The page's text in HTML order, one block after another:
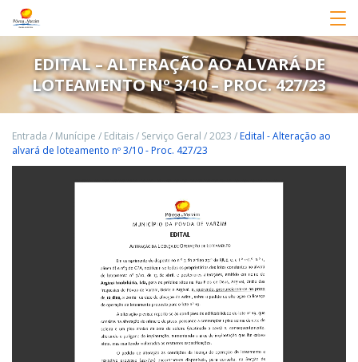
EDITAL – ALTERAÇÃO AO ALVARÁ DE
LOTEAMENTO Nº 3/10 – PROC. 427/23
Entrada / Munícipe / Editais/ Serviço Geral /2023 /Edital - Alteração ao
alvará de loteamento nº 3/10 - Proc. 427/23